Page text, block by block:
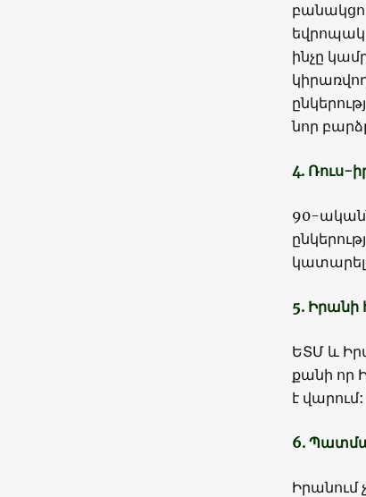
ինչը
նոր
4. Ռուս-
90-
5. Իրանի
ԵՏՄ և
քանի որ
է
6.
Իրանում